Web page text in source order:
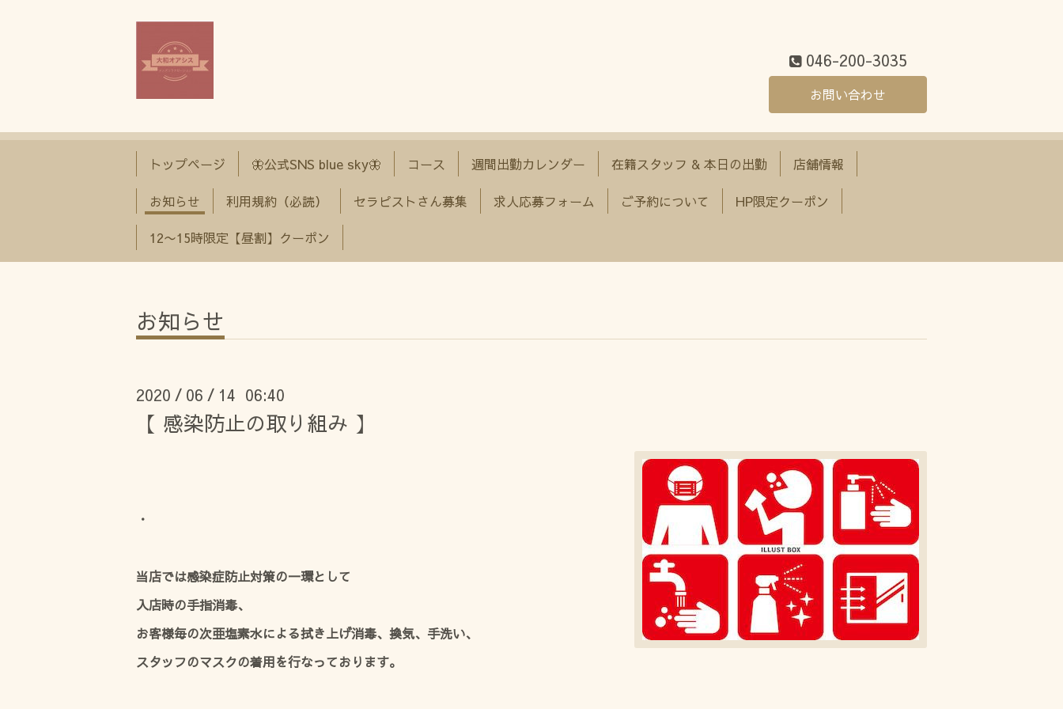
046-200-3035
お問い合わせ
トップページ 🦋公式SNS blue sky🦋 コース 週間出勤カレンダー 在籍スタッフ & 本日の出勤 店舗情報
お知らせ 利用規約（必読） セラピストさん募集 求人応募フォーム ご予約について HP限定クーポン
12〜15時限定【昼割】クーポン
お知らせ
2020 / 06 / 14 06:40
【 感染防止の取り組み 】
・
当店では感染症防止対策の一環として
入店時の手指消毒、
お客様毎の次亜塩素水による拭き上げ消毒、換気、手洗い、
スタッフのマスクの着用を行なっております。